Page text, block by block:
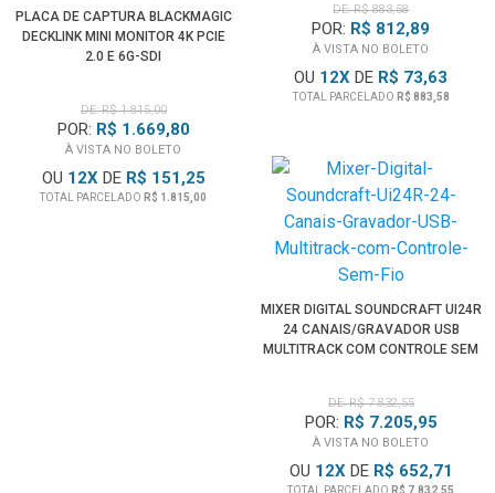
PLACA DE CAPTURA BLACKMAGIC
DECKLINK MINI MONITOR 4K PCIE
2.0 E 6G-SDI
DE: R$ 1.815,00
POR: R$ 1.669,80
À VISTA NO BOLETO
OU 12XDE R$ 151,25
TOTAL PARCELADO R$ 1.815,00
DE: R$ 883,58
POR: R$ 812,89
À VISTA NO BOLETO
OU 12X DE R$ 73,63
TOTAL PARCELADO R$ 883,58
MIXER DIGITAL SOUNDCRAFT UI24R
24 CANAIS/GRAVADOR USB
MULTITRACK COM CONTROLE SEM
DE: R$ 7.832,55
POR: R$ 7.205,95
À VISTA NO BOLETO
OU 12XDE R$ 652,71
TOTAL PARCELADO R$ 7.832,55